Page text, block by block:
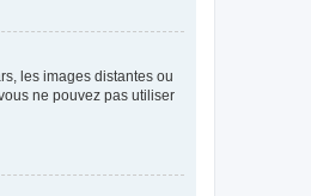
les images distantes ou
ne pouvez pas utiliser